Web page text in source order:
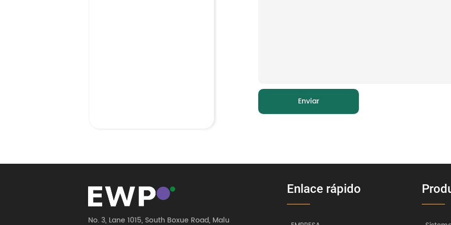
Enviar
No. 3, Lane 1015, South Boxue Road, Malu
Enlace rápido